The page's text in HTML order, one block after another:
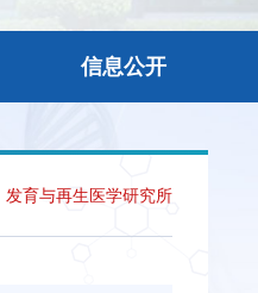
信息公开
发育与再生医学研究所